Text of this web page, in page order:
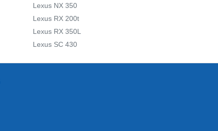
Lexus NX 350
Lexus RX 200t
Lexus RX 350L
Lexus SC 430